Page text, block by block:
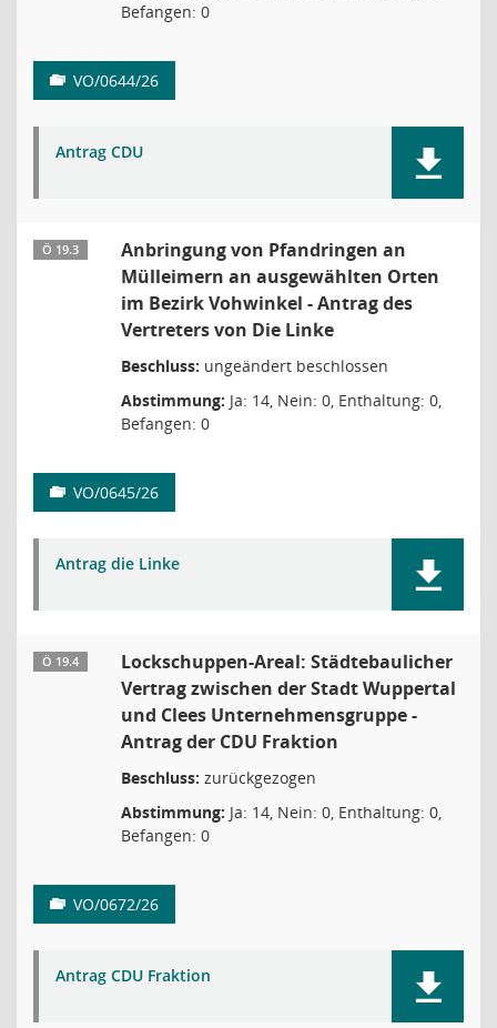
Befangen: 0
VO/0644/26
Antrag CDU
Ö 19.3
Anbringung von Pfandringen an
Mülleimern an ausgewählten Orten
im Bezirk Vohwinkel - Antrag des
Vertreters von Die Linke
Beschluss: ungeändert beschlossen
Abstimmung: Ja: 14, Nein: 0, Enthaltung: 0,
Befangen: 0
VO/0645/26
Antrag die Linke
Ö 19.4
Lockschuppen-Areal: Städtebaulicher
Vertrag zwischen der Stadt Wuppertal
und Clees Unternehmensgruppe -
Antrag der CDU Fraktion
Beschluss: zurückgezogen
Abstimmung: Ja: 14, Nein: 0, Enthaltung: 0,
Befangen: 0
VO/0672/26
Antrag CDU Fraktion